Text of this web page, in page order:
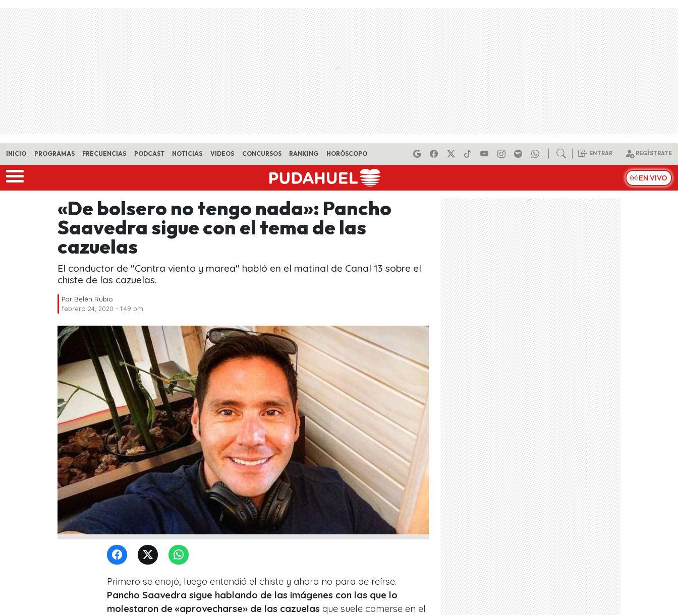
Skip to main content
INICIO PROGRAMAS FRECUENCIAS PODCAST NOTICIAS VIDEOS CONCURSOS RANKING HORÓSCOPO ENTRAR REGÍSTRATE
EN VIVO
«De bolsero no tengo nada»: Pancho
Saavedra sigue con el tema de las
cazuelas
El conductor de "Contra viento y marea" habló en el matinal de Canal 13 sobre el
chiste de las cazuelas.
Por Belén Rubio
febrero 24, 2020 - 1:49 pm
Primero se enojó, luego entendió el chiste y ahora no para de reírse.
Pancho Saavedra sigue hablando de las imágenes con las que lo
molestaron de «aprovecharse» de las cazuelas que suele comerse en el